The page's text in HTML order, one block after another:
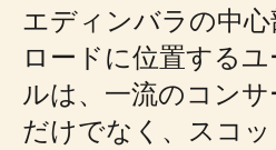
エディンバラの中心
ロードに位置する
ルは、一流のコン
だけでなく、スコ